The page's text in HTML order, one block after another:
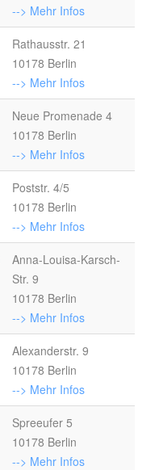
--> Mehr Infos
Rathausstr. 21
10178 Berlin
--> Mehr Infos
Neue Promenade 4
10178 Berlin
--> Mehr Infos
Poststr. 4/5
10178 Berlin
--> Mehr Infos
Anna-Louisa-Karsch-
Str. 9
10178 Berlin
--> Mehr Infos
Alexanderstr. 9
10178 Berlin
--> Mehr Infos
Spreeufer 5
10178 Berlin
--> Mehr Infos